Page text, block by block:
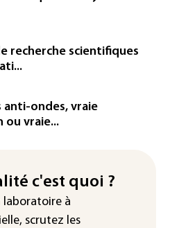
marché des logiciels
par Anthropic et
division IA: Demis
des stars s'en
hippopotame
temporaire de la
solaire
recherche scientifiques
anti-ondes, vraie
vraie...
c'est quoi ?
laboratoire à
scrutez les